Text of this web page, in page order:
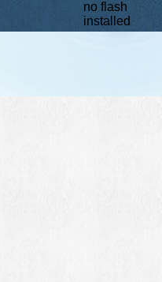
no flash
installed